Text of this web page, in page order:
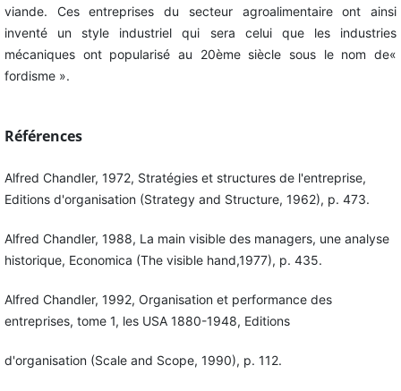
viande. Ces entreprises du secteur agroalimentaire ont ainsi
inventé un style industriel qui sera celui que les industries
mécaniques ont popularisé au 20ème siècle sous le nom de«
fordisme ».
Références
Alfred Chandler, 1972, Stratégies et structures de l'entreprise,
Editions d'organisation (Strategy and Structure, 1962), p. 473.
Alfred Chandler, 1988, La main visible des managers, une analyse
historique, Economica (The visible hand,1977), p. 435.
Alfred Chandler, 1992, Organisation et performance des
entreprises, tome 1, les USA 1880-1948, Editions
d'organisation (Scale and Scope, 1990), p. 112.